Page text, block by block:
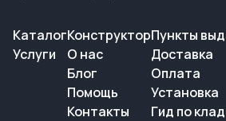
Каталог
Услуги
Конструктор
О нас
Блог
Помощь
Контакты
Пункты
Доставка
Оплата
Установка
Гид по